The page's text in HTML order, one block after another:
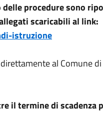
procedure sono
scaricabili al link:
istruzione
al Comune
il termine di scadenza